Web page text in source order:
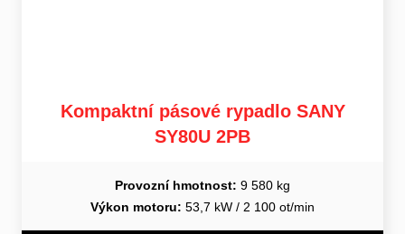
Kompaktní pásové rypadlo SANY
SY80U 2PB
Provozní hmotnost: 9 580 kg
Výkon motoru: 53,7 kW / 2 100 ot/min